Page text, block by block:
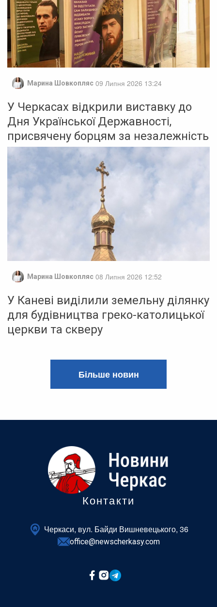
Марина Шовкопляс 09 Липня 2026 13:24
У Черкасах відкрили виставку до
Дня Української Державності,
присвячену борцям за незалежність
Марина Шовкопляс 08 Липня 2026 12:52
У Каневі виділили земельну ділянку
для будівництва греко-католицької
церкви та скверу
Більше новин
Контакти
Черкаси, вул. Байди Вишневецького, 36
office@newscherkasy.com